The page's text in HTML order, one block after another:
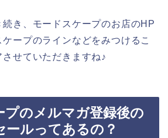
き、モードスケープのお店のHP
ープのラインなどをみつけるこ
せていただきますね♪
プのメルマガ登録後の
ールってあるの？